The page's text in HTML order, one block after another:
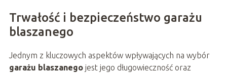
Trwałość i bezpieczeństwo garażu
blaszanego
Jednym z kluczowych aspektów wpływających na wybór
garażu blaszanegojest jego długowieczność oraz